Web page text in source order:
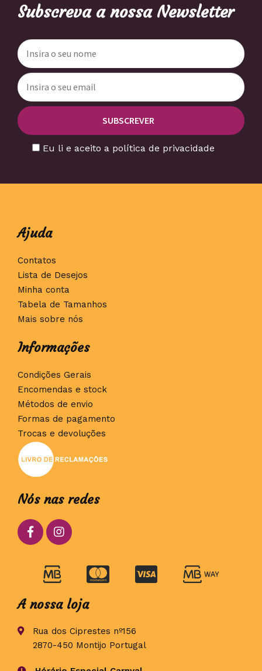
Subscreva a nossa Newsletter
Eu li e aceito a política de privacidade
Ajuda
Contatos
Lista de Desejos
Minha conta
Tabela de Tamanhos
Mais sobre nós
Informações
Condições Gerais
Encomendas e stock
Métodos de envio
Formas de pagamento
Trocas e devoluções
Nós nas redes
A nossa loja
Rua dos Ciprestes nº156
2870-450 Montijo Portugal